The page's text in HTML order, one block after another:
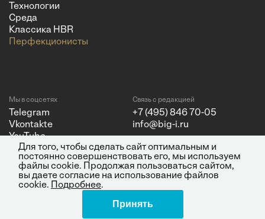
Технологии
Среда
Классика HBR
Перфекционисты
Мы в соцсетях
Telegram
Vkontakte
YouTube
Связь с редакцией
+7 (495) 846 70-05
info@big-i.ru
Медиа"
Для того, чтобы сделать сайт оптимальным и
постоянно совершенствовать его, мы используем
файлы cookie. Продолжая пользоваться сайтом,
вы даете согласие на использование файлов
cookie.
Подробнее.
Принять